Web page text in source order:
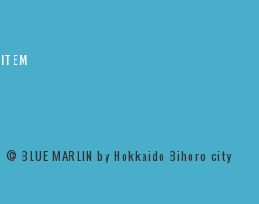
©︎ BLUE MARLIN by Hokkaido Bihoro city